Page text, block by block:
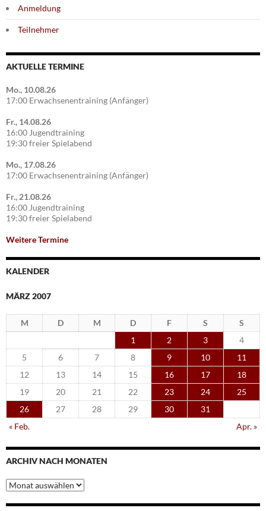
Anmeldung
Teilnehmer
AKTUELLE TERMINE
Mo., 10.08.26
17:00 Erwachsenentraining (Anfänger)
Fr., 14.08.26
16:00 Jugendtraining
19:30 freier Spielabend
Mo., 17.08.26
17:00 Erwachsenentraining (Anfänger)
Fr., 21.08.26
16:00 Jugendtraining
19:30 freier Spielabend
Weitere Termine
KALENDER
MÄRZ 2007
M D M D F S
S
1
2 3
4
5
6 7 8 9 10
11
12
13 14 15 16 17
18
19
20 21 22 23 24
25
26
27 28 29 30
31
« Feb.
Apr. »
ARCHIV NACH MONATEN
Archiv
nach
Monaten